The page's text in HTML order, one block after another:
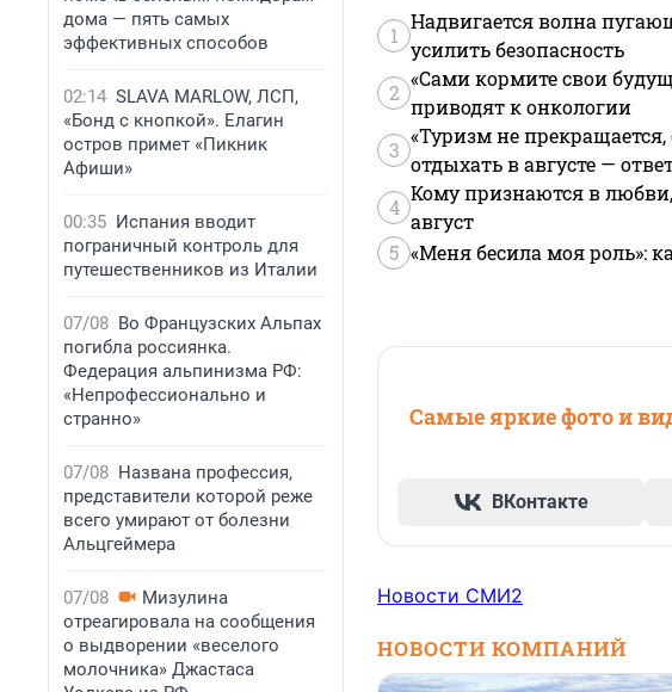
дома — пять самых
эффективных способов
02:14 SLAVA MARLOW, ЛСП,
«Бонд с кнопкой». Елагин
остров примет «Пикник
Афиши»
00:35 Испания вводит
пограничный контроль для
путешественников из Италии
07/08 Во Французских Альпах
погибла россиянка.
Федерация альпинизма РФ:
«Непрофессионально и
странно»
07/08 Названа профессия,
представители которой реже
всего умирают от болезни
Альцгеймера
07/08
Мизулина
отреагировала на сообщения
о выдворении «веселого
молочника» Джастаса
1
Надвигается волна
усилить безопасность
2
«Сами кормите свои
приводят к онкологии
3
«Туризм не
отдыхать в августе —
4
Кому признаются в
август
5 «Меня бесила моя роль»:
Самые яркие фото и
ВКонтакте
Новости СМИ2
НОВОСТИ КОМПАНИЙ